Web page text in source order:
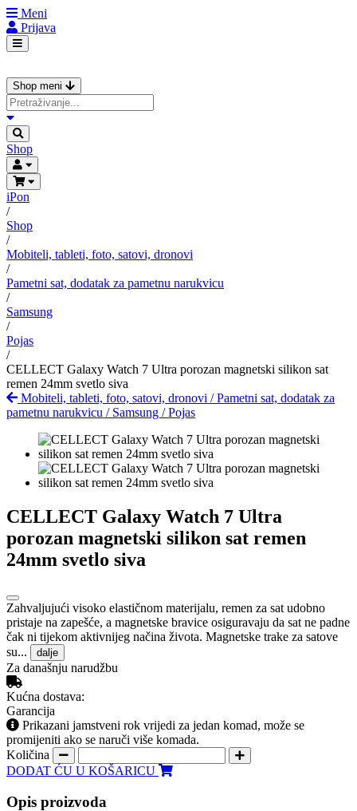
Meni
Prijava
Shop meni
Shop
iPon
/
Shop
/
Mobiteli, tableti, foto, satovi, dronovi
/
Pametni sat, dodatak za pametnu narukvicu
/
Samsung
/
Pojas
/
CELLECT Galaxy Watch 7 Ultra porozan magnetski silikon sat
remen 24mm svetlo siva
Mobiteli, tableti, foto, satovi, dronovi /Pametni sat, dodatak za
pametnu narukvicu / Samsung /Pojas
CELLECT Galaxy Watch 7 Ultra
porozan magnetski silikon sat remen
24mm svetlo siva
Zahvaljujući visoko elastičnom materijalu, remen za sat udobno
pristaje na zapešće, a magnetske bravice osiguravaju da sat ne padne
čak ni tijekom aktivnijeg načina života. Magnetske trake za satove
su...
dalje
Za današnju narudžbu
Kućna dostava:
Garancija
Prikazani jamstveni rok vrijedi za jedan komad, može se
promijeniti ako se naruči više komada.
Količina
DODAT ĆU U KOŠARICU
Opis proizvoda